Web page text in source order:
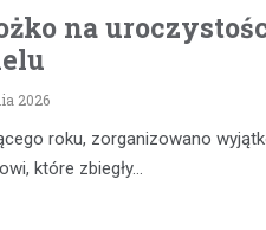
na
2026
roku, zorganizowano
które zbiegły…